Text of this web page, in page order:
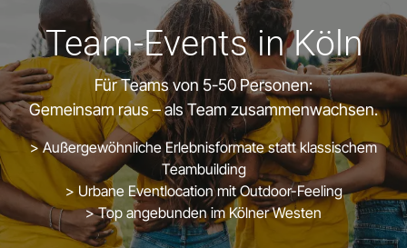
Team-Events in Köln
Für Teams von 5-50 Personen:
Gemeinsam raus – als Team zusammenwachsen.
> Außergewöhnliche Erlebnisformate statt klassischem
Teambuilding
> Urbane Eventlocation mit Outdoor-Feeling
> Top angebunden im Kölner Westen